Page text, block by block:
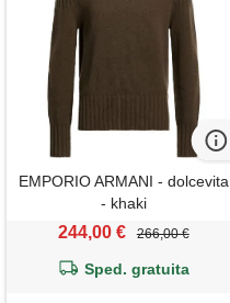
EMPORIO ARMANI - dolcevita
- khaki
244,00 € 266,00 €
Sped. gratuita